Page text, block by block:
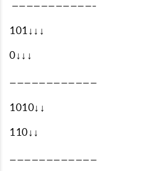
———————————–
101↓↓↓
0↓↓↓
————————————
1010↓↓
110↓↓
————————————